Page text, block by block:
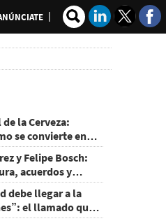
la Cerveza:
se convierte en
y Felipe Bosch:
acuerdos y
debe llegar a la
el llamado que